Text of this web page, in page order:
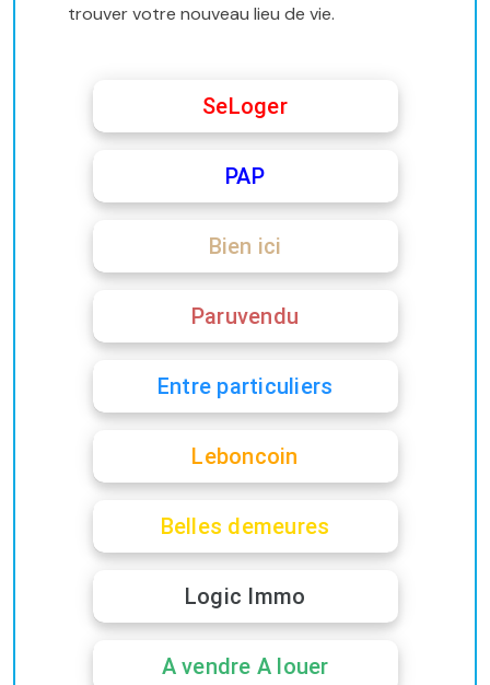
trouver votre nouveau lieu de vie.
SeLoger
PAP
Bien ici
Paruvendu
Entre particuliers
Leboncoin
Belles demeures
Logic Immo
A vendre A louer